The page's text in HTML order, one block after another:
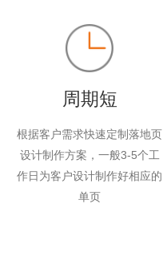
周期短
根据客户需求快速定制落地页
设计制作方案，一般3-5个工
作日为客户设计制作好相应的
单页